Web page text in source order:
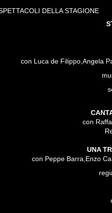
DELLA STAGIONE
con Luca de Filippo,Angela
con
UNA
con Peppe Barra,Enzo